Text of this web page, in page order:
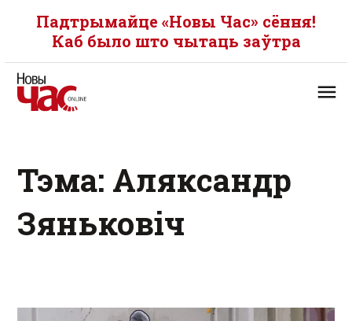
Падтрымайце «Новы Час» сёння!
Каб было што чытаць заўтра
Тэма: Аляксандр
Зяньковіч